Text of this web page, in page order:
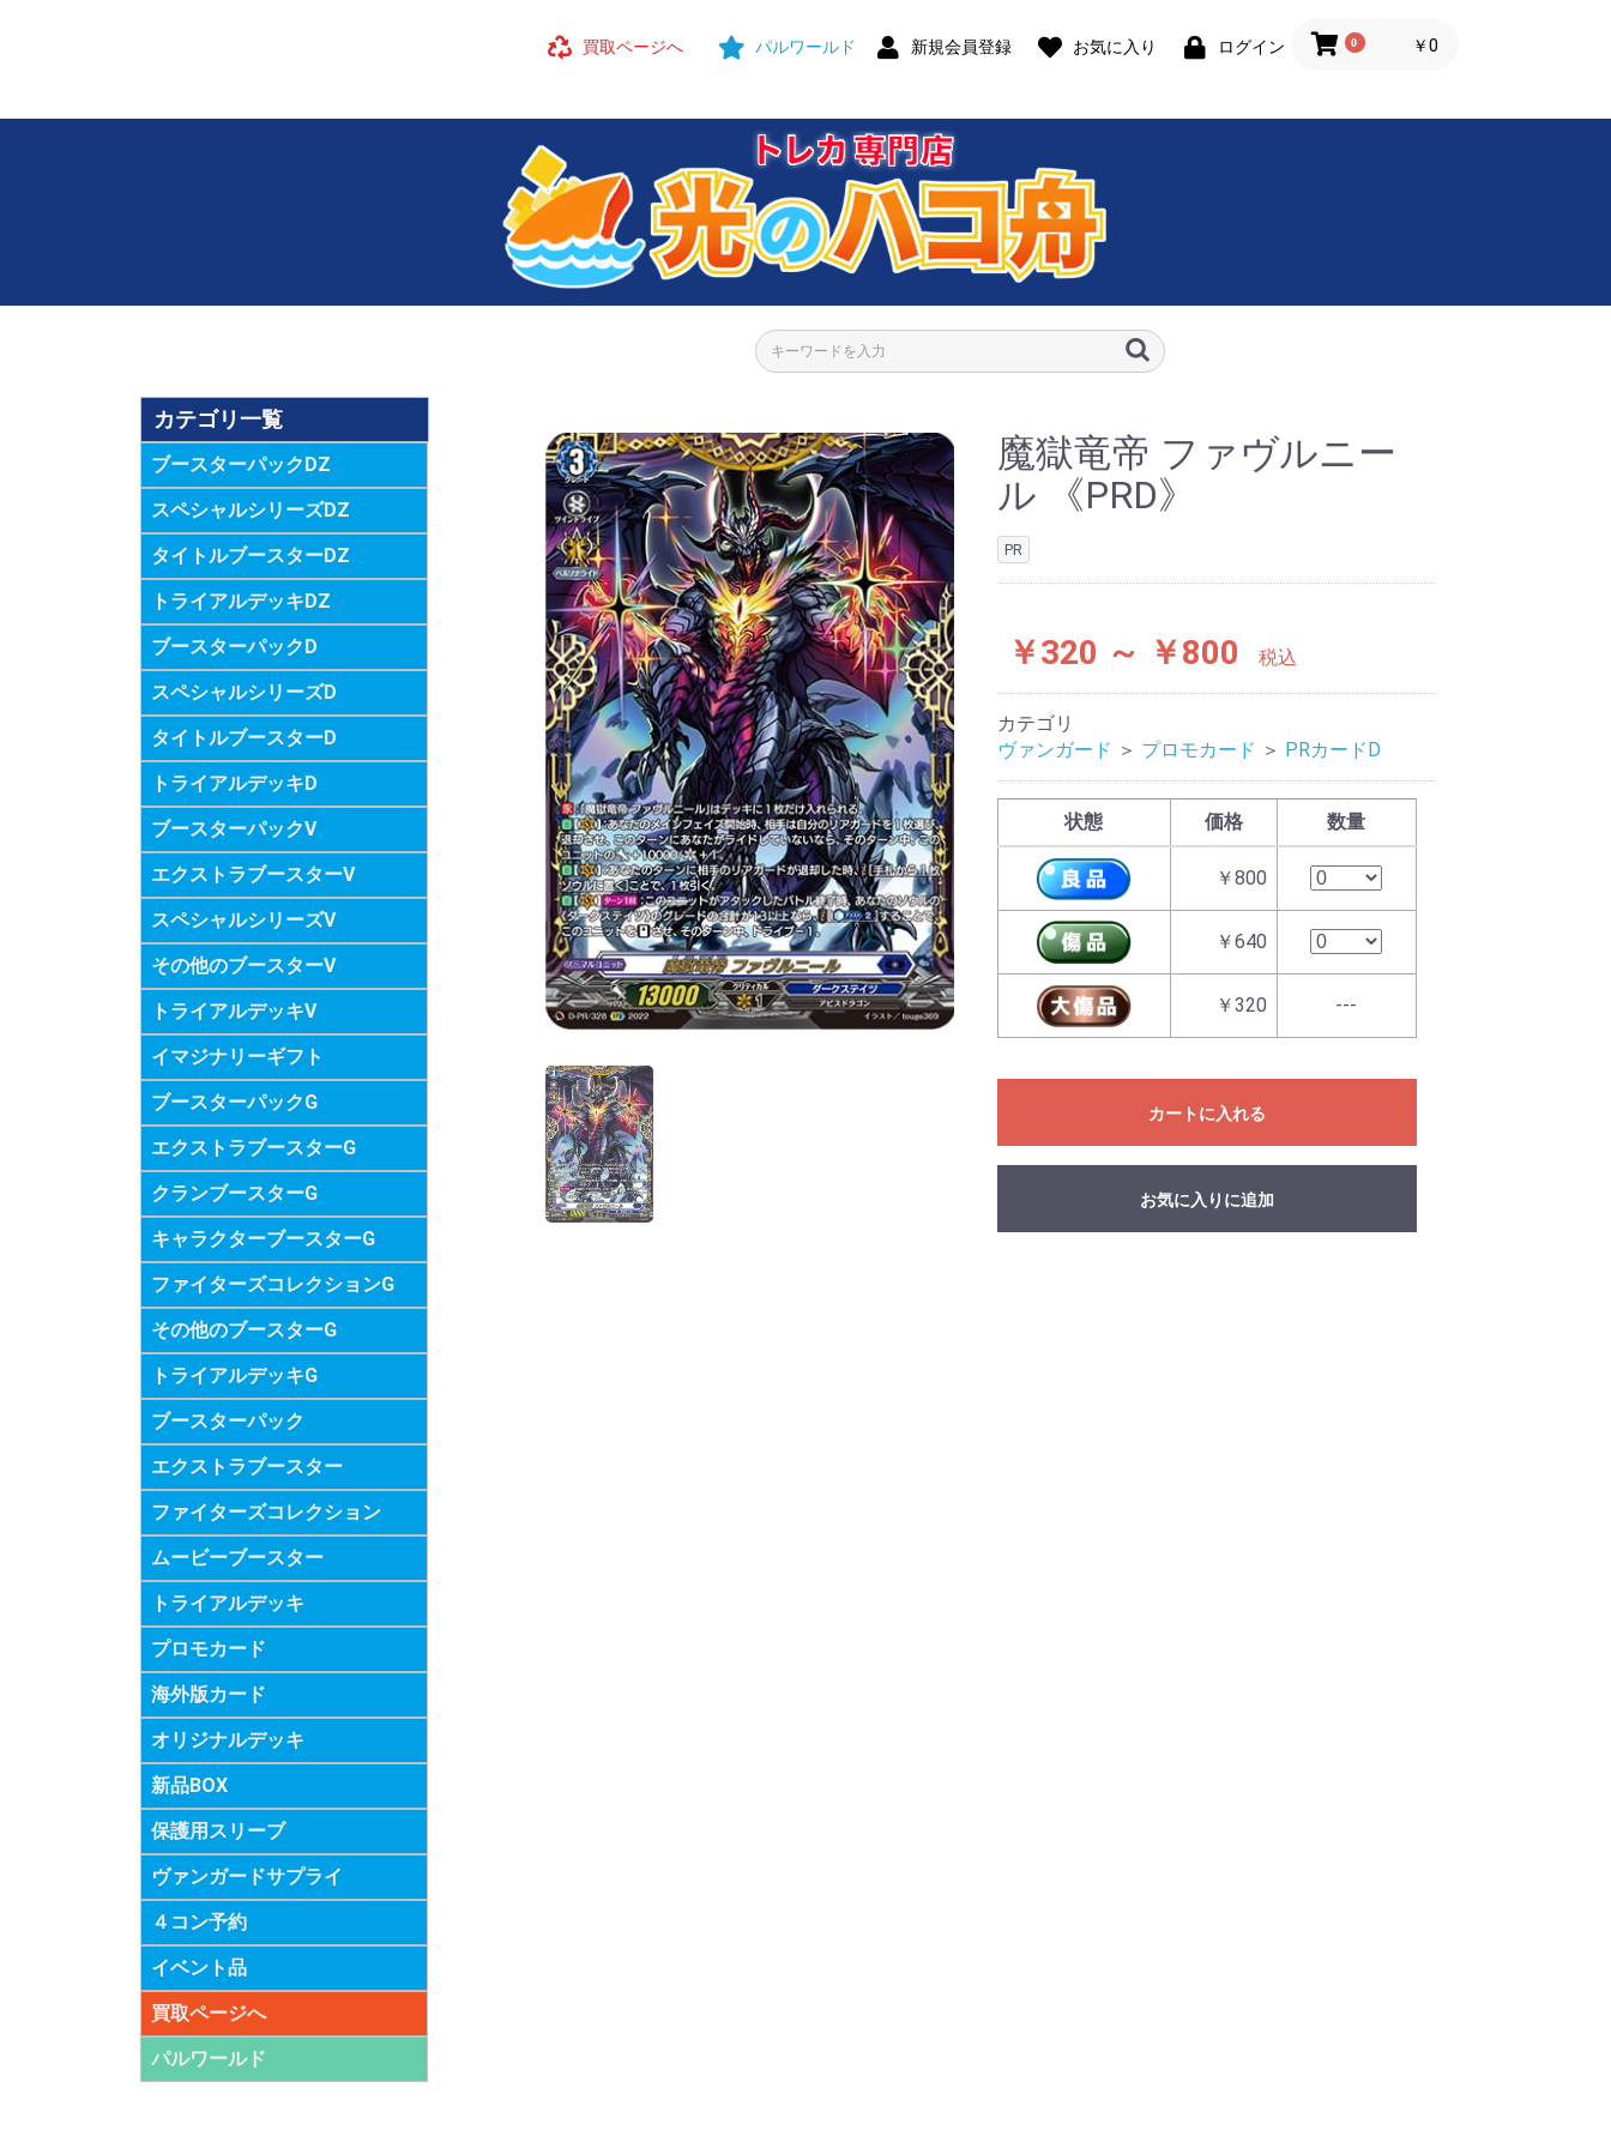
買取ページへ パルワールド 新規会員登録 お気に入り ログイン 0 ￥0
カテゴリ一覧
ブースターパックDZ
スペシャルシリーズDZ
タイトルブースターDZ
トライアルデッキDZ
ブースターパックD
スペシャルシリーズD
タイトルブースターD
トライアルデッキD
ブースターパックV
エクストラブースターV
スペシャルシリーズV
その他のブースターV
トライアルデッキV
イマジナリーギフト
ブースターパックG
エクストラブースターG
クランブースターG
キャラクターブースターG
ファイターズコレクションG
その他のブースターG
トライアルデッキG
ブースターパック
エクストラブースター
ファイターズコレクション
ムービーブースター
トライアルデッキ
プロモカード
海外版カード
オリジナルデッキ
新品BOX
保護用スリーブ
ヴァンガードサプライ
４コン予約
イベント品
買取ページへ
パルワールド
魔獄竜帝 ファヴルニー
ル 《PRD》
PR
￥320 ～ ￥800 税込
カテゴリ
ヴァンガード ＞ プロモカード ＞ PRカードD
状態 価格 数量
￥800
￥640
￥320 ---
カートに入れる
お気に入りに追加